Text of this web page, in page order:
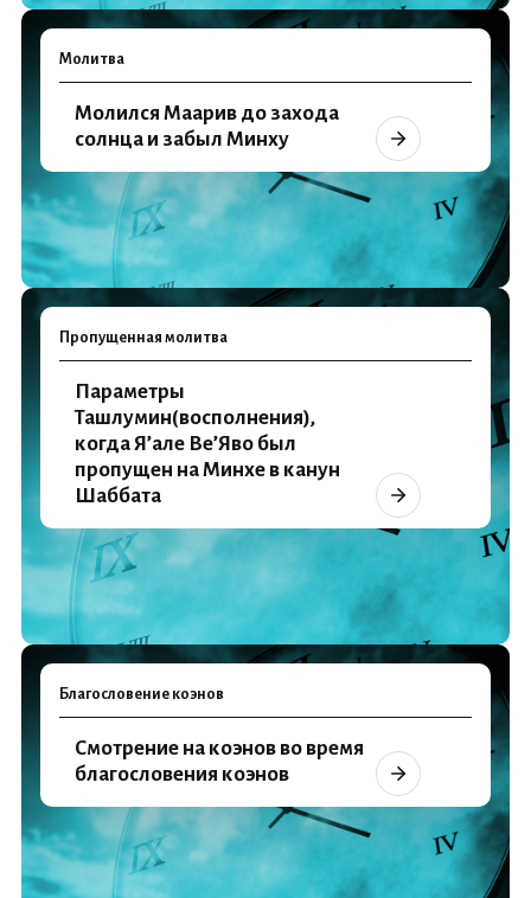
Молитва
Молился Маарив до захода
солнца и забыл Минху
Пропущенная молитва
Параметры
Ташлумин(восполнения),
когда Я’але Ве’Яво был
пропущен на Минхе в канун
Шаббата
Благословение коэнов
Смотрение на коэнов во время
благословения коэнов